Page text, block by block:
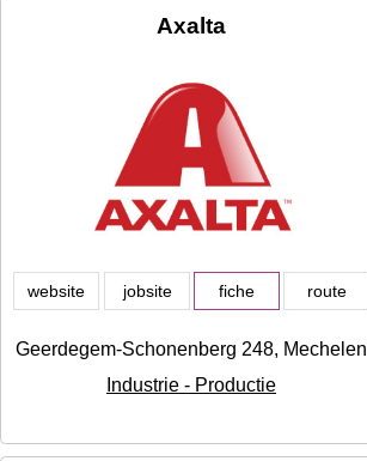
Axalta
website jobsite fiche route
Geerdegem-Schonenberg 248, Mechelen
Industrie - Productie